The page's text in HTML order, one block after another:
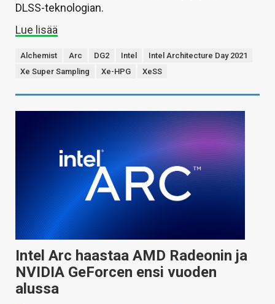
DLSS-teknologian.
Lue lisää
Alchemist Arc DG2 Intel
Intel Architecture Day 2021
Xe Super Sampling
Xe-HPG XeSS
Intel Arc haastaa AMD Radeonin ja
NVIDIA GeForcen ensi vuoden
alussa